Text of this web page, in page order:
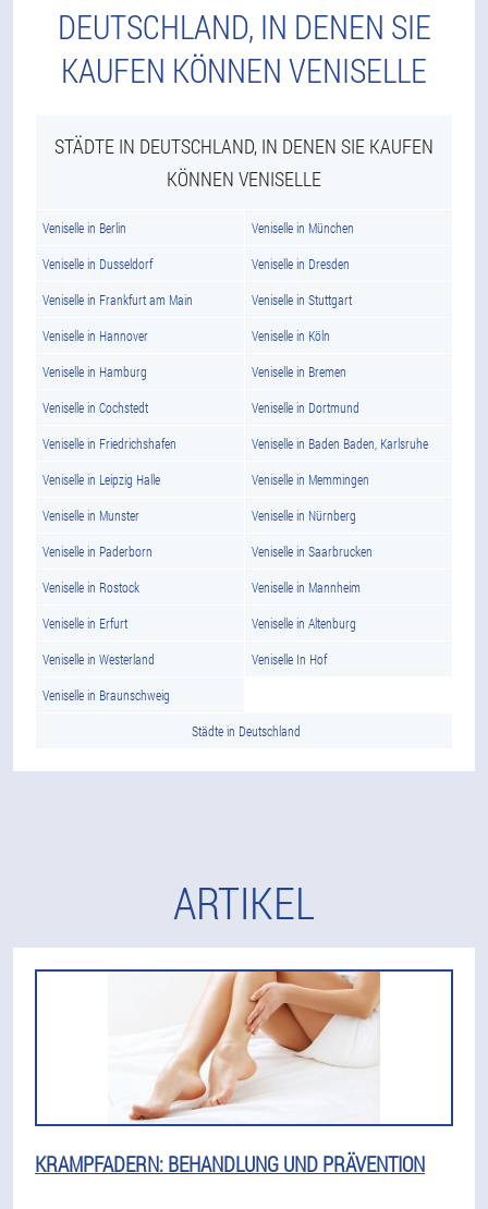
DEUTSCHLAND, IN DENEN SIE
KAUFEN KÖNNEN VENISELLE
STÄDTE IN DEUTSCHLAND, IN DENEN SIE KAUFEN
KÖNNEN VENISELLE
Veniselle in Berlin Veniselle in München
Veniselle in Dusseldorf Veniselle in Dresden
Veniselle in Frankfurt am Main Veniselle in Stuttgart
Veniselle in Hannover Veniselle in Köln
Veniselle in Hamburg Veniselle in Bremen
Veniselle in Cochstedt Veniselle in Dortmund
Veniselle in Friedrichshafen Veniselle in Baden Baden, Karlsruhe
Veniselle in Leipzig Halle Veniselle in Memmingen
Veniselle in Munster Veniselle in Nürnberg
Veniselle in Paderborn Veniselle in Saarbrucken
Veniselle in Rostock Veniselle in Mannheim
Veniselle in Erfurt Veniselle in Altenburg
Veniselle in Westerland Veniselle In Hof
Veniselle in Braunschweig
Städte in Deutschland
ARTIKEL
KRAMPFADERN: BEHANDLUNG UND PRÄVENTION